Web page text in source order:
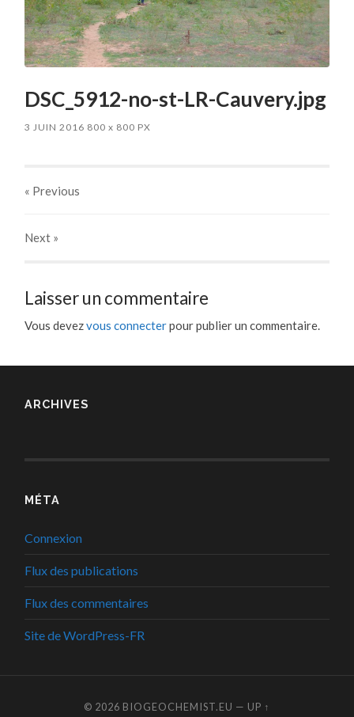
DSC_5912-no-st-LR-Cauvery.jpg
3 JUIN 2016 800x 800 PX
« Previous
Next »
Laisser un commentaire
Vous devezvous connecterpour publier un commentaire.
ARCHIVES
MÉTA
Connexion
Flux des publications
Flux des commentaires
Site de WordPress-FR
© 2026 BIOGEOCHEMIST.EU — UP ↑